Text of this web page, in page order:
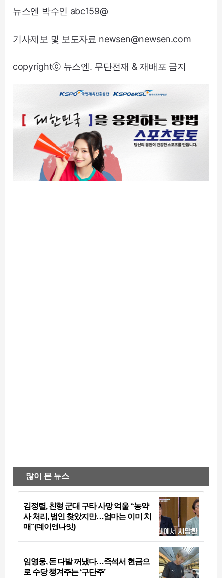
뉴스엔 박수인 abc159@
기사제보 및 보도자료 newsen@newsen.com
copyrightⓒ 뉴스엔. 무단전재 & 재배포 금지
많이 본 뉴스
김정렬, 친형 군대 구타 사망 억울 “농약
사 처리, 범인 찾았지만…엄마는 이미 치
매”(데이앤나잇)
임영웅, 돈 다발 꺼냈다…즉석서 현금으
로 수당 챙겨주는 ‘구단주’